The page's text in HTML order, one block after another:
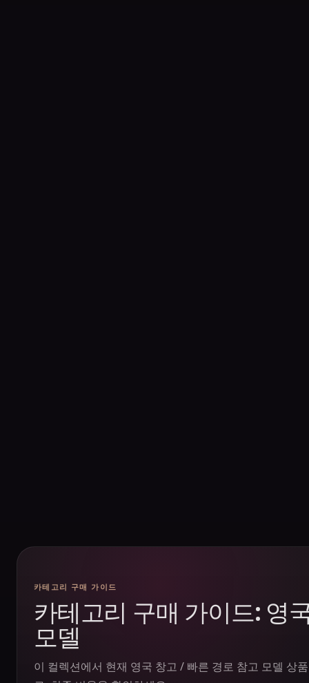
카테고리 구매 가이드
카테고리 구매 가이드: 영
모델
이 컬렉션에서 현재 영국 창고 / 빠른 경로 참고 모델 상